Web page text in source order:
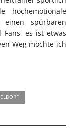
hochemotionale
spürbaren
es ist etwas
Weg möchte ich